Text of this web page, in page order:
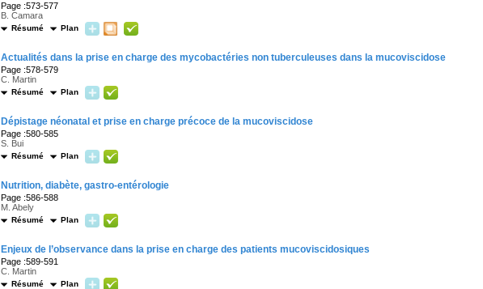
Page :573-577
B. Camara
Résumé Plan
Actualités dans la prise en charge des mycobactéries non tuberculeuses dans la mucoviscidose
Page :578-579
C. Martin
Résumé Plan
Dépistage néonatal et prise en charge précoce de la mucoviscidose
Page :580-585
S. Bui
Résumé Plan
Nutrition, diabète, gastro-entérologie
Page :586-588
M. Abely
Résumé Plan
Enjeux de l’observance dans la prise en charge des patients mucoviscidosiques
Page :589-591
C. Martin
Résumé Plan